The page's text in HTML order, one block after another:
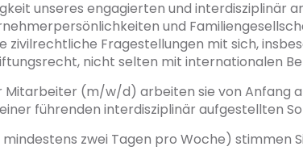
unseres engagierten und interdisziplinär
und
zivilrechtliche Fragestellungen mit sich,
nicht selten mit internationalen
Mitarbeiter (m/w/d) arbeiten sie von Anfang
führenden interdisziplinär aufgestellten
zwei Tagen pro Woche) stimmen